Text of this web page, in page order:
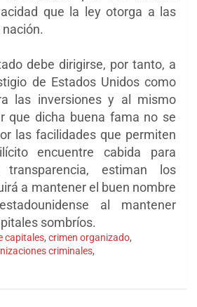
que la ley otorga a las
debe dirigirse, por tanto, a
de Estados Unidos como
las inversiones y al mismo
que dicha buena fama no se
las facilidades que permiten
encuentre cabida para
estiman los
a mantener el buen nombre
al mantener
sombríos.
capitales, crimen organizado,
criminales,